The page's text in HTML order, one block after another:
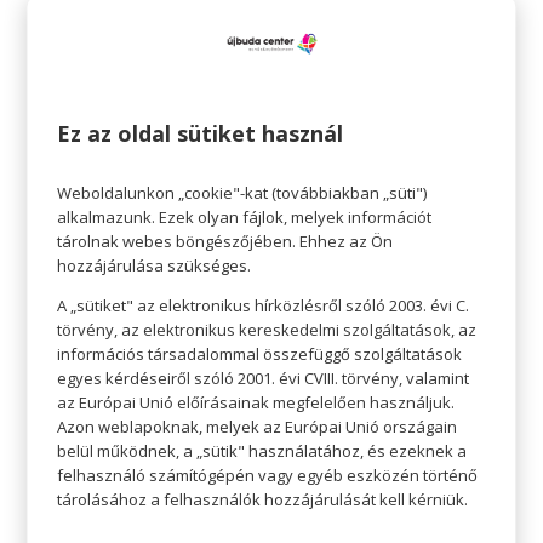
Életünk során mindannyian beleütközünk
benne van, hogy szembenézzünk félelmeinkkel,
de néha nem tudjuk, hogyan tegyük. Célszerű kis
lépésekben haladni, és legyőzni a félelmet. A
mentálisan erős nő sosem teszi.
A mentálisan erős nő gondoskodó
A mentálisan erős nő gondoskodik önmagáról,
miközben másokkal is törődik. Pozitív
életszemlélete, kedvessége vonzza az
embereket, akik szívesen vannak a társaságában,
Ez az oldal sütiket használ
Weboldalunkon „cookie"-kat (továbbiakban „süti")
alkalmazunk. Ezek olyan fájlok, melyek információt
tárolnak webes böngészőjében. Ehhez az Ön
hozzájárulása szükséges.
A „sütiket" az elektronikus hírközlésről szóló 2003. évi C.
törvény, az elektronikus kereskedelmi szolgáltatások, az
információs társadalommal összefüggő szolgáltatások
egyes kérdéseiről szóló 2001. évi CVIII. törvény, valamint
az Európai Unió előírásainak megfelelően használjuk.
Azon weblapoknak, melyek az Európai Unió országain
belül működnek, a „sütik" használatához, és ezeknek a
felhasználó számítógépén vagy egyéb eszközén történő
tárolásához a felhasználók hozzájárulását kell kérniük.